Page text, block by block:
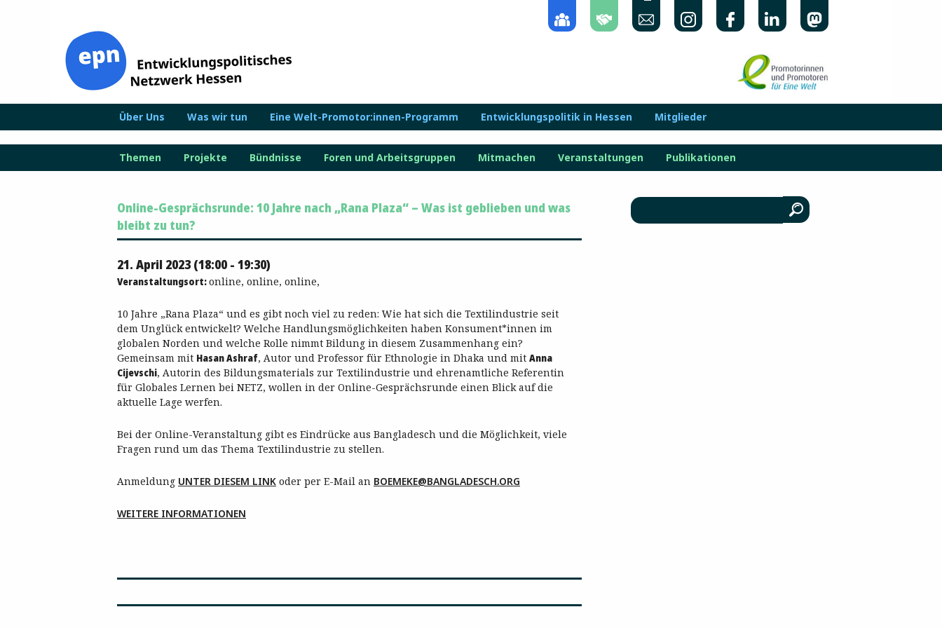
Über Uns Was wir tun Eine Welt-Promotor:innen-Programm Entwicklungspolitik in Hessen Mitglieder
Themen Projekte Bündnisse Foren und Arbeitsgruppen Mitmachen Veranstaltungen Publikationen
Online-Gesprächsrunde: 10 Jahre nach „Rana Plaza“ – Was ist geblieben und was
bleibt zu tun?
21. April 2023 (18:00 - 19:30)
Veranstaltungsort:online, online, online,
10 Jahre „Rana Plaza“ und es gibt noch viel zu reden: Wie hat sich die Textilindustrie seit
dem Unglück entwickelt? Welche Handlungsmöglichkeiten haben Konsument*innen im
globalen Norden und welche Rolle nimmt Bildung in diesem Zusammenhang ein?
Gemeinsam mit Hasan Ashraf, Autor und Professor für Ethnologie in Dhaka und mit Anna
Cijevschi, Autorin des Bildungsmaterials zur Textilindustrie und ehrenamtliche Referentin
für Globales Lernen bei NETZ, wollen in der Online-Gesprächsrunde einen Blick auf die
aktuelle Lage werfen.
Bei der Online-Veranstaltung gibt es Eindrücke aus Bangladesch und die Möglichkeit, viele
Fragen rund um das Thema Textilindustrie zu stellen.
Anmeldung UNTER DIESEM LINK oder per E-Mail an BOEMEKE@BANGLADESCH.ORG
WEITERE INFORMATIONEN